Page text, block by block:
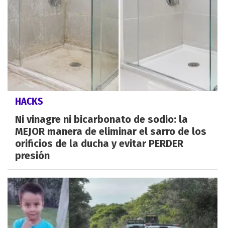
HACKS
Ni vinagre ni bicarbonato de sodio: la
MEJOR manera de eliminar el sarro de los
orificios de la ducha y evitar PERDER
presión